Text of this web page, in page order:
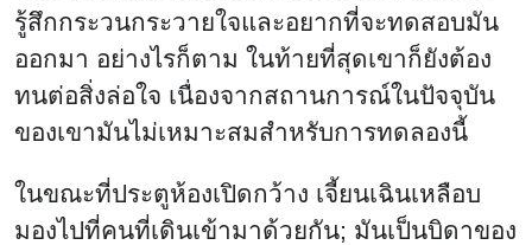
รู้สึกกระวนกระวายใจและอยากที่จะทดสอบมัน
ออกมา อย่างไรก็ตาม ในท้ายที่สุดเขาก็ยังต้อง
ทนต่อสิ่งล่อใจ เนื่องจากสถานการณ์ในปัจจุบัน
ของเขามันไม่เหมาะสมสำหรับการทดลองนี้
ในขณะที่ประตูห้องเปิดกว้าง เจี้ยนเฉินเหลือบ
มองไปที่คนที่เดินเข้ามาด้วยกัน; มันเป็นบิดาของ